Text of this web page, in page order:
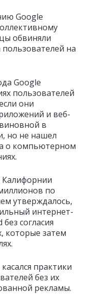
Google
обвиняли
на
Google
пользователей
они
и веб-
в
но не нашел
о компьютерном
по
утверждалось,
интернет-
согласия
которые затем
практики
без их
рекламы.